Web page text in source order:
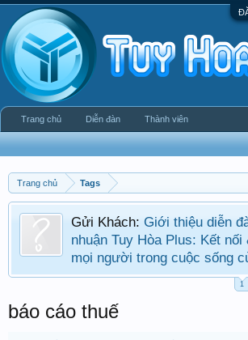
Trang chủ Tags
Gửi Khách: Giới thiệu diễn
nhuận Tuy Hòa Plus: Kết nối
mọi người trong cuộc sống
1
báo cáo thuế
Trang chủ Diễn đàn Thành viên